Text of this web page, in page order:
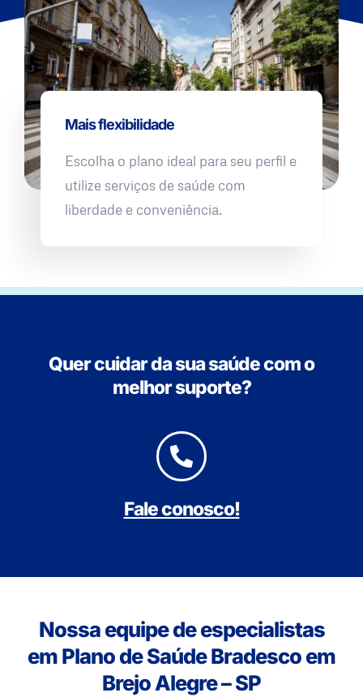
Mais flexibilidade
Escolha o plano ideal para seu perfil e
utilize serviços de saúde com
liberdade e conveniência.
Quer cuidar da sua saúde com o
melhor suporte?
Fale conosco!
Nossa equipe de especialistas
em Plano de Saúde Bradesco em
Brejo Alegre – SP